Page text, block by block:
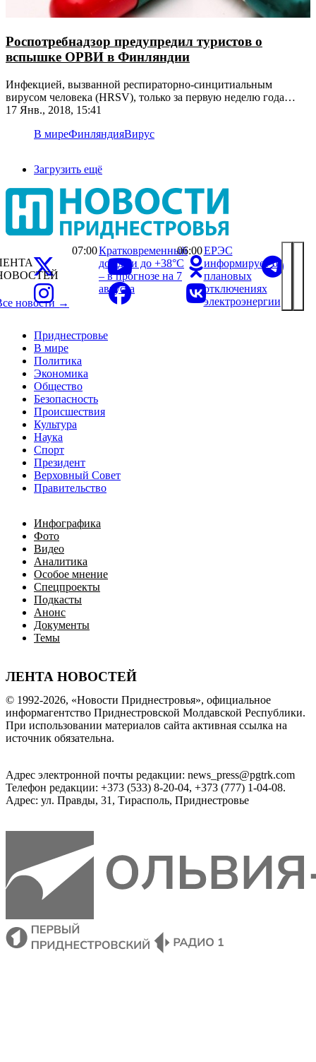
Роспотребнадзор предупредил туристов о
вспышке ОРВИ в Финляндии
Инфекцией, вызванной респираторно-синцитиальным
вирусом человека (HRSV), только за первую неделю года
заразились более полутысячи человек
17 Янв., 2018, 15:41
В миреФинляндияВирус
Загрузить ещё
Приднестровье
В мире
Политика
Экономика
Общество
Безопасность
Происшествия
Культура
Наука
Спорт
Президент
Верховный Совет
Правительство
Инфографика
Фото
Видео
Аналитика
Особое мнение
Спецпроекты
Подкасты
Анонс
Документы
Темы
ЛЕНТА НОВОСТЕЙ
новости →
07:00Кратковременный
дождь и до +38°С
– в прогнозе на 7
августа
06:00ЕРЭС
информирует о
плановых
отключениях
электроэнергии
© 1992-2026, «Новости Приднестровья», официальное
информагентство Приднестровской Молдавской Республики.
При использовании материалов сайта активная ссылка на
источник обязательна.
Адрес электронной почты редакции: news_press@pgtrk.com
Телефон редакции: +373 (533) 8-20-04, +373 (777) 1-04-08.
Адрес: ул. Правды, 31, Тирасполь, Приднестровье